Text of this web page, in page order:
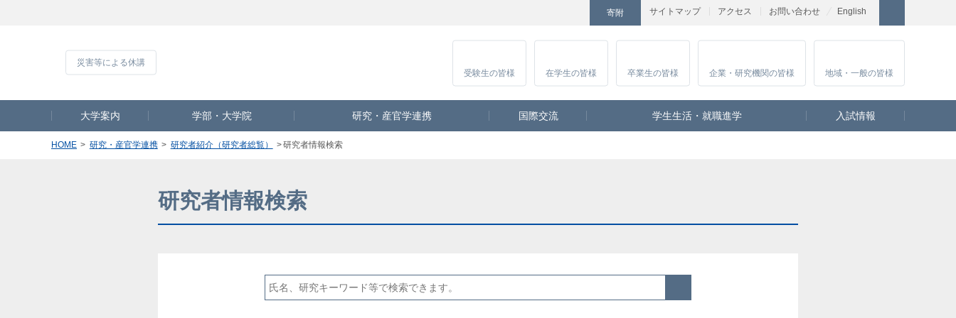
サイトマップ アクセス お問い合わせ
寄附 English
Instagram
受験生の皆様 在学生の皆様 卒業生の皆様 企業・研究機関の皆様 地域・一般の皆様
大学案内 学部・大学院 研究・産官学連携 国際交流 学生生活・就職進学 入試情報
HOME 研究・産官学連携 研究者紹介（研究者総覧） 研究者情報検索
研究者情報検索